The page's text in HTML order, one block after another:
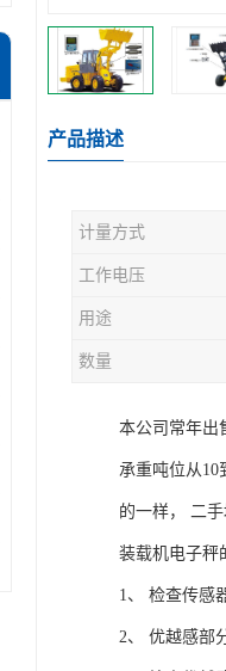
产品描述
计量方式
工作电压
用途
数量
本公司常年出
承重吨位从10
的一样， 二
装载机电子秤
1、 检查传感
2、 优越感部